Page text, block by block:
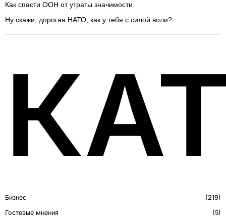
Как спасти ООН от утраты значимости
Ну скажи, дорогая НАТО, как у тебя с силой воли?
Бизнес
219
Гостевые мнения
5